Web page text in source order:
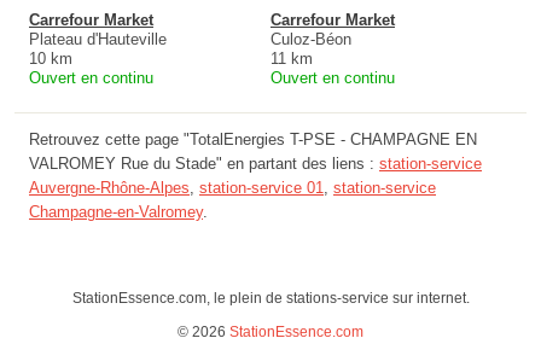
Carrefour Market
Plateau d'Hauteville
10 km
Ouvert en continu
Carrefour Market
Culoz-Béon
11 km
Ouvert en continu
Retrouvez cette page "TotalEnergies T-PSE - CHAMPAGNE EN
VALROMEY Rue du Stade" en partant des liens : station-service
Auvergne-Rhône-Alpes, station-service 01, station-service
Champagne-en-Valromey.
StationEssence.com, le plein de stations-service sur internet.
© 2026 StationEssence.com